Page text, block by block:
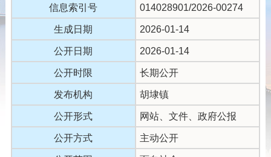
信息索引号 014028901/2026-00274
生成日期 2026-01-14
公开日期 2026-01-14
公开时限 长期公开
发布机构 胡埭镇
公开形式 网站、文件、政府公报
公开方式 主动公开